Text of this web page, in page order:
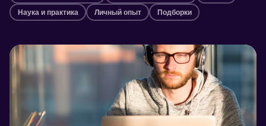
Наука и практика Личный опыт Подборки